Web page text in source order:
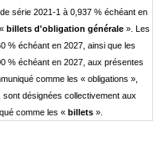
série 2021-1 à 0,937 % échéant en
billets d'obligation générale». Les
% échéant en 2027, ainsi que les
% échéant en 2027, aux présentes
comme les « obligations »,
désignées collectivement aux
comme les « billets».